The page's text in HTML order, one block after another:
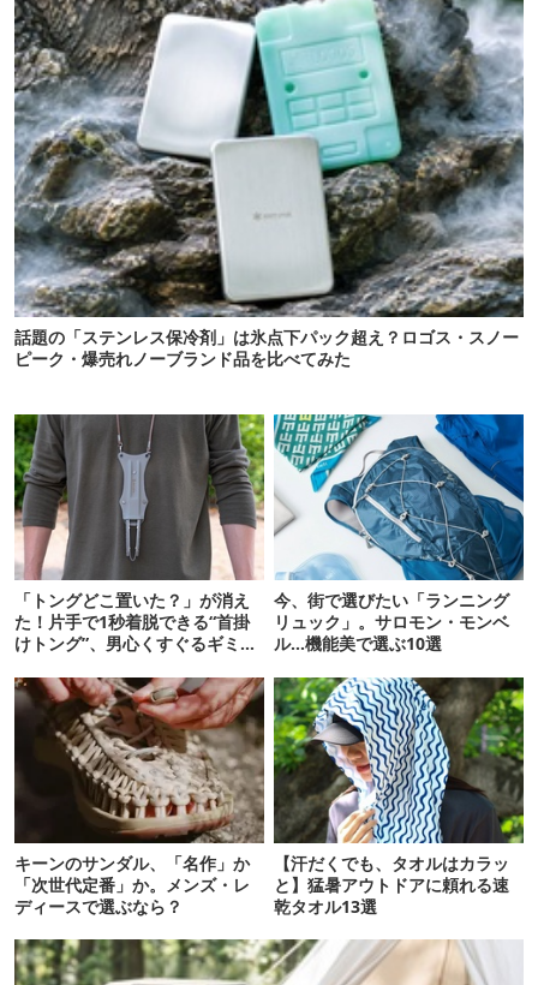
話題の「ステンレス保冷剤」は氷点下パック超え？ロゴス・スノー
ピーク・爆売れノーブランド品を比べてみた
「トングどこ置いた？」が消え
た！片手で1秒着脱できる“首掛
けトング”、男心くすぐるギミッ
今、街で選びたい「ランニング
リュック」。サロモン・モンベ
ル…機能美で選ぶ10選
キーンのサンダル、「名作」か
「次世代定番」か。メンズ・レ
ディースで選ぶなら？
【汗だくでも、タオルはカラッ
と】猛暑アウトドアに頼れる速
乾タオル13選